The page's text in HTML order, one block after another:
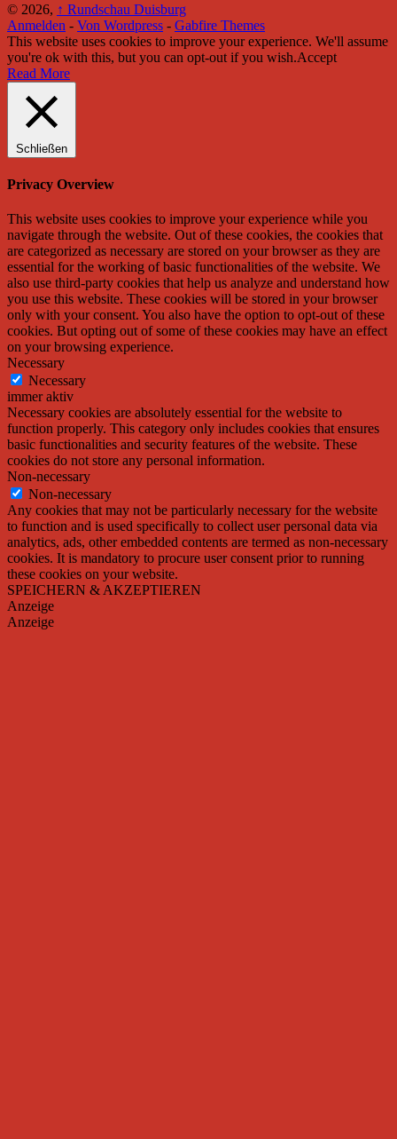
© 2026, ↑ Rundschau Duisburg
Anmelden - Von Wordpress - Gabfire Themes
This website uses cookies to improve your experience. We'll assume
you're ok with this, but you can opt-out if you wish.Accept
Read More
Schließen
Privacy Overview
This website uses cookies to improve your experience while you
navigate through the website. Out of these cookies, the cookies that
are categorized as necessary are stored on your browser as they are
essential for the working of basic functionalities of the website. We
also use third-party cookies that help us analyze and understand how
you use this website. These cookies will be stored in your browser
only with your consent. You also have the option to opt-out of these
cookies. But opting out of some of these cookies may have an effect
on your browsing experience.
Necessary
Necessary
immer aktiv
Necessary cookies are absolutely essential for the website to
function properly. This category only includes cookies that ensures
basic functionalities and security features of the website. These
cookies do not store any personal information.
Non-necessary
Non-necessary
Any cookies that may not be particularly necessary for the website
to function and is used specifically to collect user personal data via
analytics, ads, other embedded contents are termed as non-necessary
cookies. It is mandatory to procure user consent prior to running
these cookies on your website.
SPEICHERN & AKZEPTIEREN
Anzeige
Anzeige